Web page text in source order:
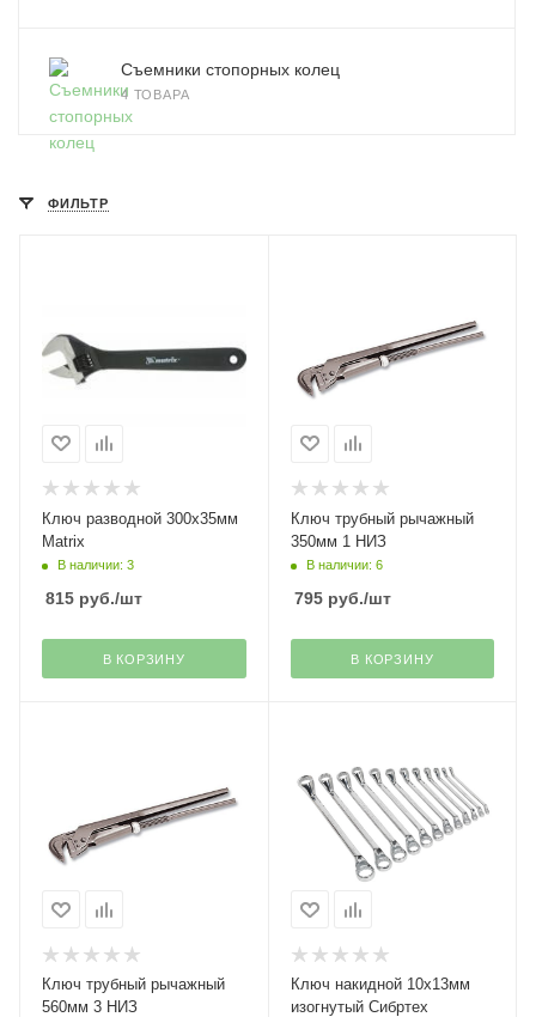
Съемники стопорных колец
4 ТОВАРА
ФИЛЬТР
Ключ разводной 300х35мм
Matrix
В наличии: 3
815 руб./шт
В КОРЗИНУ
Ключ трубный рычажный
350мм 1 НИЗ
В наличии: 6
795руб./шт
В КОРЗИНУ
Ключ трубный рычажный
560мм 3 НИЗ
Ключ накидной 10х13мм
изогнутый Сибртех